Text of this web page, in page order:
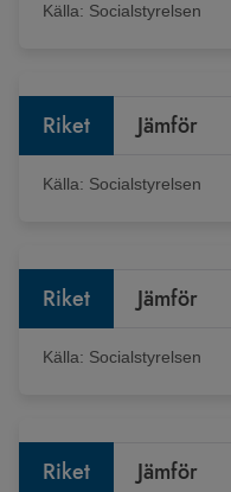
Källa: Socialstyrelsen
Riket Jämför
Källa: Socialstyrelsen
Riket Jämför
Källa: Socialstyrelsen
Riket Jämför